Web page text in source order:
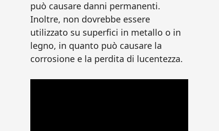
può causare danni permanenti.
Inoltre, non dovrebbe essere
utilizzato su superfici in metallo o in
legno, in quanto può causare la
corrosione e la perdita di lucentezza.